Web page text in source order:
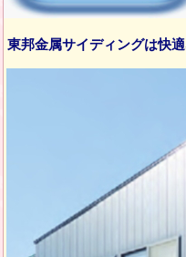
東邦金属サイディングは快